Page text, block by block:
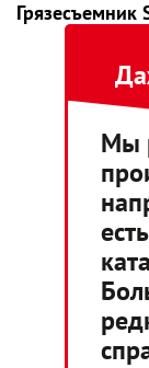
Грязесъемник
Мы